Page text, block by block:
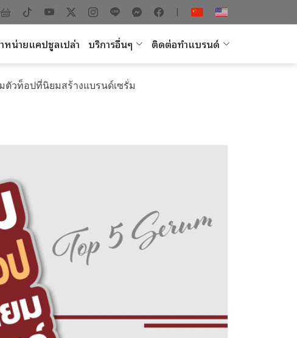
|
หน่ายแคปซูลเปล่า บริการอื่นๆ ติดต่อทำแบรนด์
ตัวท็อปที่นิยมสร้างแบรนด์เซรั่ม